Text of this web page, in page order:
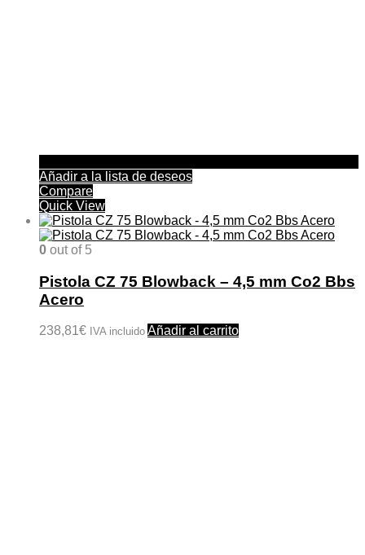
Añadir a la lista de deseos
Compare
Quick View
0 out of 5
Pistola CZ 75 Blowback – 4,5 mm Co2 Bbs
Acero
238,81€ IVA incluido Añadir al carrito